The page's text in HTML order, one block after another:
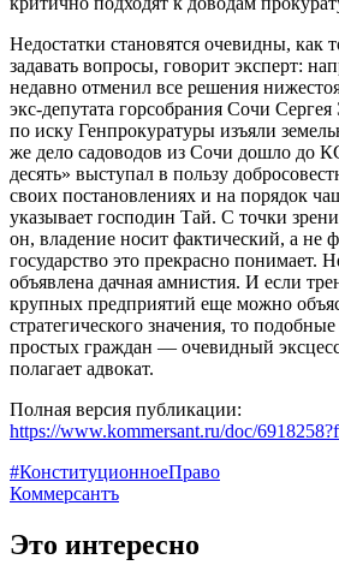
Недостатки становятся очевидны, как
задавать вопросы, говорит эксперт:
недавно отменил все решения
экс-депутата горсобрания Сочи Сергея
по иску Генпрокуратуры изъяли
же дело садоводов из Сочи дошло до
десять» выступал в пользу
своих постановлениях и на порядок
указывает господин Тай. С точки
он, владение носит фактический, а не
государство это прекрасно понимает.
объявлена дачная амнистия. И если
крупных предприятий еще можно
стратегического значения, то
простых граждан — очевидный
полагает адвокат.
Полная версия публикации:
https://www.kommersant.ru/doc/
#КонституционноеПраво
Коммерсантъ
Это интересно